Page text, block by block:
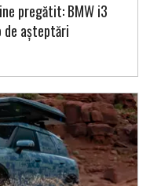
pregătit: BMW i3
de așteptări